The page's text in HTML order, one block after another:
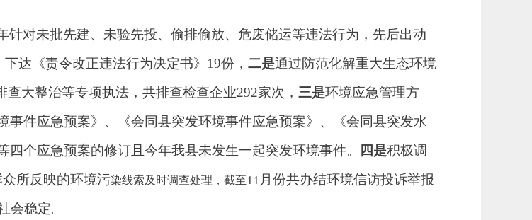
针对未批先建、未验先投、偷排偷放、危废储运等违法行为 ，先后出动
下达 《责令改正违法行为决定书》 19份 ， 二是通过防范化解重大生态环境
查大整治等专项执法，共排查检查企业292家次 ， 三是环境应急管理方
件应急预案》、
《会同县突发环境事件应急预案》、《会同县突发水
四个应急预案的修订且 今年我县未发生一起突发环境事件。 四是积极调
众所反映的环境污染线索及时调查处理，截至11 月份共办结环境信访投诉举报
会稳定。